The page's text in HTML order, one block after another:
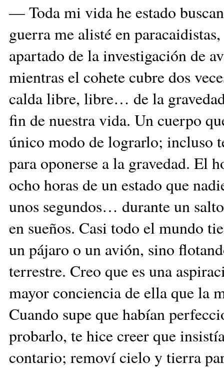
— Toda mi vida he estado
guerra me alisté en
apartado de la investigación de
mientras el cohete cubre dos
calda libre, libre… de la
fin de nuestra vida. Un cuerpo
único modo de lograrlo; incluso
para oponerse a la gravedad. El
ocho horas de un estado que
unos segundos… durante un
en sueños. Casi todo el mundo
un pájaro o un avión, sino
terrestre. Creo que es una
mayor conciencia de ella que la
Cuando supe que habían
probarlo, te hice creer que
contario; removí cielo y tierra